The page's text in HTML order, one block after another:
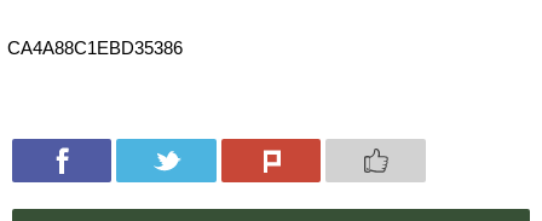
CA4A88C1EBD35386